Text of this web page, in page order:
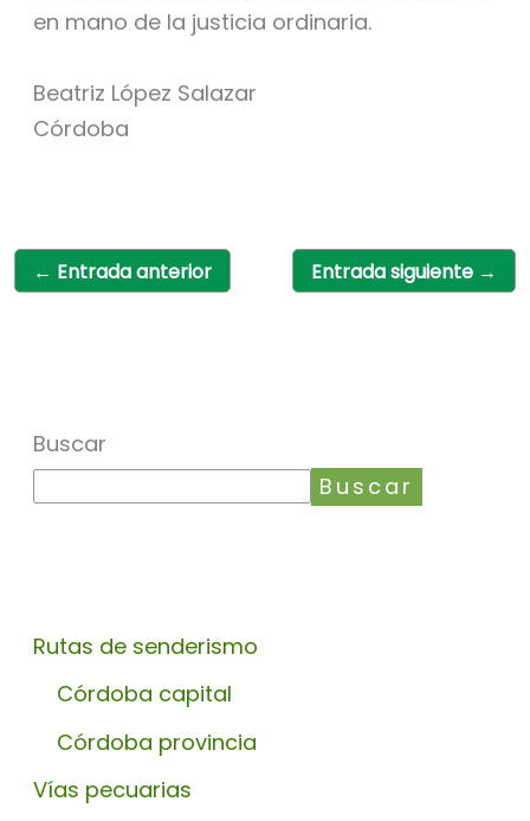
en mano de la justicia ordinaria.
Beatriz López Salazar
Córdoba
← Entrada anterior Entrada siguiente →
Buscar
Buscar
Rutas de senderismo
Córdoba capital
Córdoba provincia
Vías pecuarias